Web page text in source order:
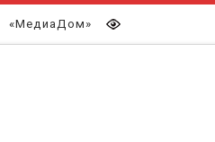
«МедиаДом»